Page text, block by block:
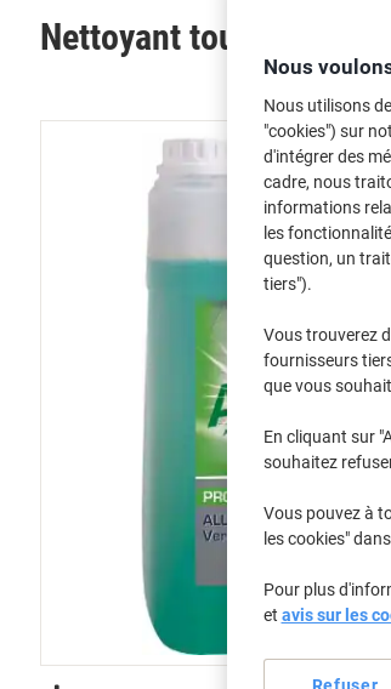
Nettoyant toutes
Nous
Nous utilisons
"cookies") sur
d'intégrer des
cadre, nous
informations
les
question, un
tiers").
Vous trouverez
fournisseurs
que vous
En cliquant sur
souhaitez
Vous pouvez à
les cookies"
Pour plus
et avis sur les